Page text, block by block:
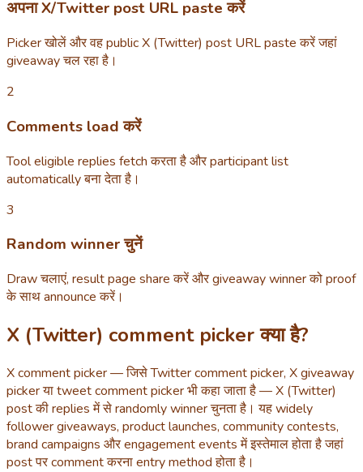
अपना X/Twitter post URL paste करें
Picker खोलें और वह public X (Twitter) post URL paste करें जहां
giveaway चल रहा है।
2
Comments load करें
Tool eligible replies fetch करता है और participant list
automatically बना देता है।
3
Random winner चुनें
Draw चलाएं, result page share करें और giveaway winner को proof
के साथ announce करें।
X (Twitter) comment picker क्या है?
X comment picker — जिसे Twitter comment picker, X giveaway
picker या tweet comment picker भी कहा जाता है — X (Twitter)
post की replies में से randomly winner चुनता है। यह widely
follower giveaways, product launches, community contests,
brand campaigns और engagement events में इस्तेमाल होता है जहां
post पर comment करना entry method होता है।